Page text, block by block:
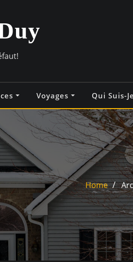
Voyages Qui Suis-
Home